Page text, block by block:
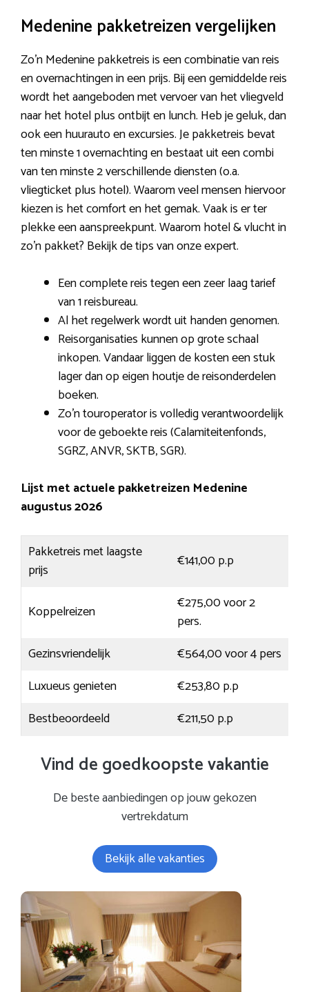
Medenine pakketreizen vergelijken
Zo’n Medenine pakketreis is een combinatie van reis
en overnachtingen in een prijs. Bij een gemiddelde reis
wordt het aangeboden met vervoer van het vliegveld
naar het hotel plus ontbijt en lunch. Heb je geluk, dan
ook een huurauto en excursies. Je pakketreis bevat
ten minste 1 overnachting en bestaat uit een combi
van ten minste 2 verschillende diensten (o.a.
vliegticket plus hotel). Waarom veel mensen hiervoor
kiezen is het comfort en het gemak. Vaak is er ter
plekke een aanspreekpunt. Waarom hotel & vlucht in
zo’n pakket? Bekijk de tips van onze expert.
Een complete reis tegen een zeer laag tarief
van 1 reisbureau.
Al het regelwerk wordt uit handen genomen.
Reisorganisaties kunnen op grote schaal
inkopen. Vandaar liggen de kosten een stuk
lager dan op eigen houtje de reisonderdelen
boeken.
Zo’n touroperator is volledig verantwoordelijk
voor de geboekte reis (Calamiteitenfonds,
SGRZ, ANVR, SKTB, SGR).
Lijst met actuele pakketreizen Medenine
augustus 2026
Pakketreis met laagste
prijs
€141,00 p.p
Koppelreizen
€275,00 voor 2
pers.
Gezinsvriendelijk
€564,00 voor 4 pers
Luxueus genieten
€253,80 p.p
Bestbeoordeeld
€211,50 p.p
Vind de goedkoopste vakantie
De beste aanbiedingen op jouw gekozen
vertrekdatum
Bekijk alle vakanties